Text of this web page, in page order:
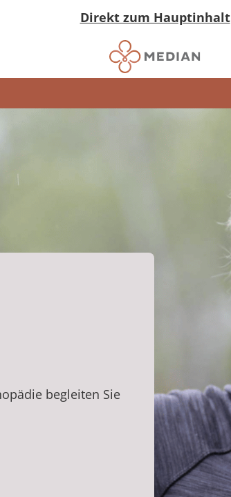
Direkt zum Hauptinhalt
begleiten Sie